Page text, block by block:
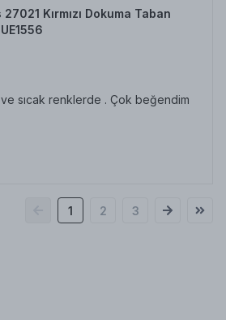
Kırmızı Dokuma Taban
sıcak renklerde . Çok beğendim
1 2 3